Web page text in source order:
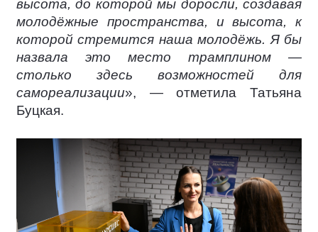
высота, до которой мы доросли, создавая
молодёжные пространства, и высота, к
которой стремится наша молодёжь. Я бы
назвала это место трамплином —
столько здесь возможностей для
самореализации», — отметила Татьяна
Буцкая.